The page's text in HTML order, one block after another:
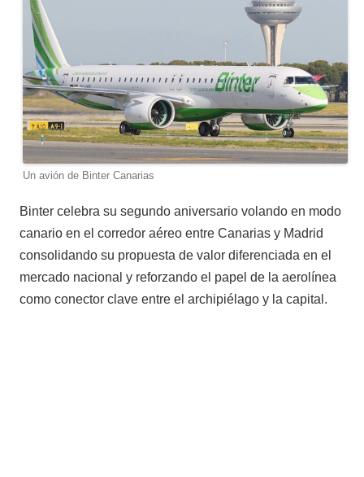
Un avión de Binter Canarias
Binter celebra su segundo aniversario volando en modo
canario en el corredor aéreo entre Canarias y Madrid
consolidando su propuesta de valor diferenciada en el
mercado nacional y reforzando el papel de la aerolínea
como conector clave entre el archipiélago y la capital.